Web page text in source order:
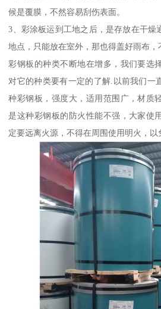
候是覆膜，不然容易刮伤表面。
3、彩涂板运到工地之后，是存放在干燥
地点，只能放在室外，那也得盖好雨布，
彩钢板的种类不断地在增多，我们要选
对它的种类要有一定的了解.以前我们一
种彩钢板，强度大，适用范围广，材质
是这种彩钢板的防火性能不强，大家使
定要远离火源，不得在周围使用明火，以